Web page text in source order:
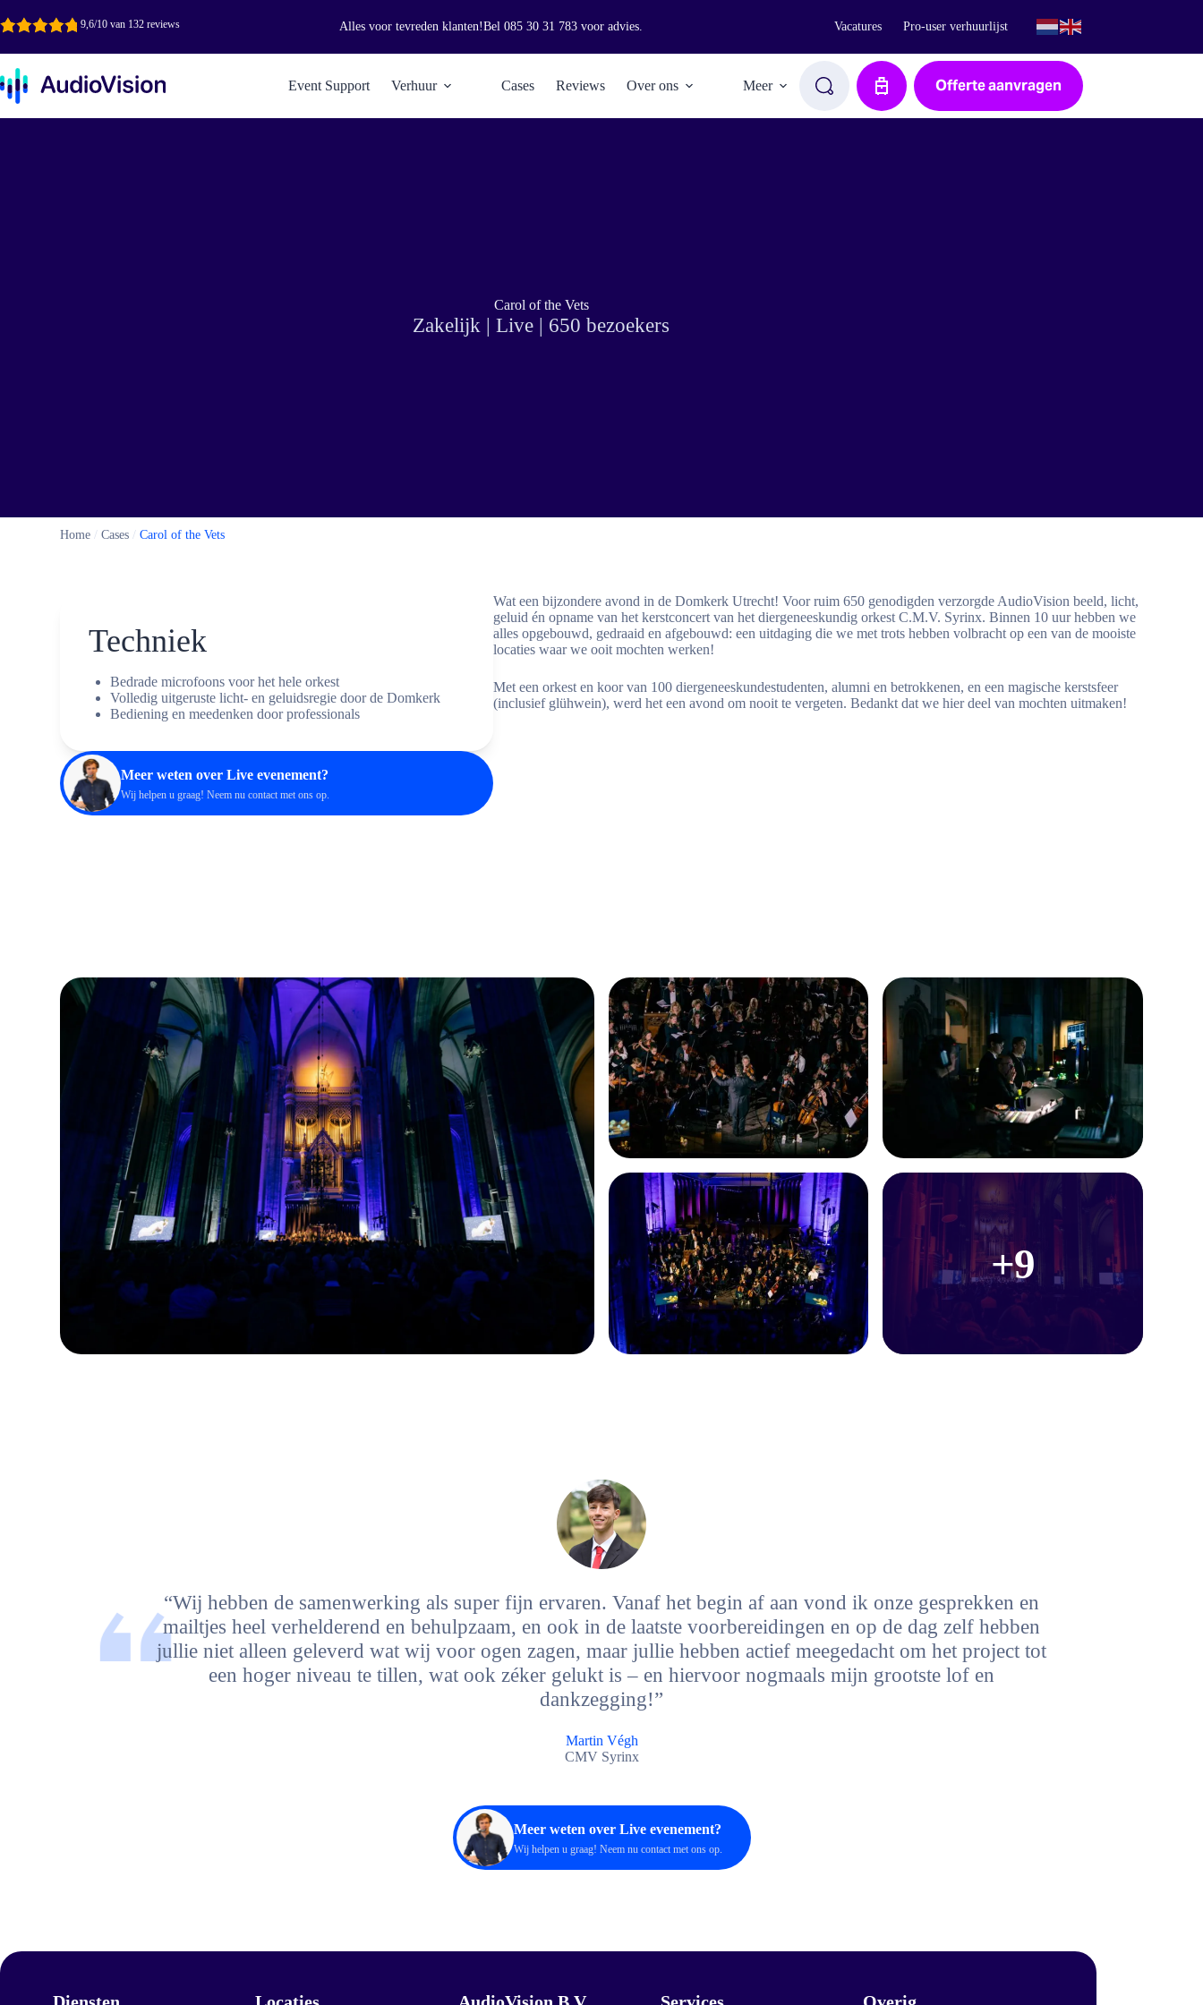
naar
inhoud
9,6/10 van 132 reviews Alles voor tevreden klanten!Bel 085 30 31 783voor advies. Vacatures Pro-user verhuurlijst
Event Support Verhuur Cases Reviews Over ons Meer Aanvraag Offerte aanvragen
Carol of the Vets
Zakelijk | Live | 650 bezoekers
Home /Cases /Carol of the Vets
Techniek
Bedrade microfoons voor het hele orkest
Volledig uitgeruste licht- en geluidsregie door de Domkerk
Bediening en meedenken door professionals
Meer weten over Live evenement?
Wij helpen u graag! Neem nucontactmet ons op.
Wat een bijzondere avond in de Domkerk Utrecht! Voor ruim 650 genodigden verzorgde AudioVision beeld, licht,
geluid én opname van het kerstconcert van het diergeneeskundig orkest C.M.V. Syrinx. Binnen 10 uur hebben we
alles opgebouwd, gedraaid en afgebouwd: een uitdaging die we met trots hebben volbracht op een van de mooiste
locaties waar we ooit mochten werken!
Met een orkest en koor van 100 diergeneeskundestudenten, alumni en betrokkenen, en een magische kerstsfeer
(inclusief glühwein), werd het een avond om nooit te vergeten. Bedankt dat we hier deel van mochten uitmaken!
+9
“Wij hebben de samenwerking als super fijn ervaren. Vanaf het begin af aan vond ik onze gesprekken en
mailtjes heel verhelderend en behulpzaam, en ook in de laatste voorbereidingen en op de dag zelf hebben
jullie niet alleen geleverd wat wij voor ogen zagen, maar jullie hebben actief meegedacht om het project tot
een hoger niveau te tillen, wat ook zéker gelukt is – en hiervoor nogmaals mijn grootste lof en
dankzegging!”
Martin Végh
CMV Syrinx
Meer weten over Live evenement?
Wij helpen u graag! Neem nu contactmet ons op.